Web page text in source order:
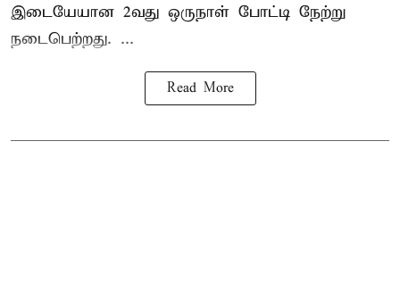
இடையேயான 2வது ஒருநாள் போட்டி நேற்று
நடைபெற்றது. ...
Read More